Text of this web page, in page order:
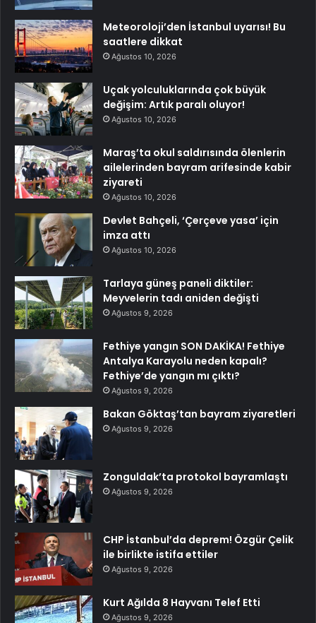
Meteoroloji’den İstanbul uyarısı! Bu
saatlere dikkat
Ağustos 10, 2026
Uçak yolculuklarında çok büyük
değişim: Artık paralı oluyor!
Ağustos 10, 2026
Maraş’ta okul saldırısında ölenlerin
ailelerinden bayram arifesinde kabir
ziyareti
Ağustos 10, 2026
Devlet Bahçeli, ‘Çerçeve yasa’ için
imza attı
Ağustos 10, 2026
Tarlaya güneş paneli diktiler:
Meyvelerin tadı aniden değişti
Ağustos 9, 2026
Fethiye yangın SON DAKİKA! Fethiye
Antalya Karayolu neden kapalı?
Fethiye’de yangın mı çıktı?
Ağustos 9, 2026
Bakan Göktaş’tan bayram ziyaretleri
Ağustos 9, 2026
Zonguldak’ta protokol bayramlaştı
Ağustos 9, 2026
CHP İstanbul’da deprem! Özgür Çelik
ile birlikte istifa ettiler
Ağustos 9, 2026
Kurt Ağılda 8 Hayvanı Telef Etti
Ağustos 9, 2026